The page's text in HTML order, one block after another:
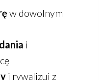
w dowolnym
i
i rywalizuj z